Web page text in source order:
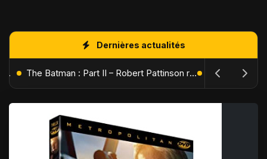
Dernières actualités
L'Âge de Glace : Le Réveil du Volcan – Manny, Sid et Diego de retour pour une aventure explosive The Batman : Part II – Robert Pattinson replonge dans les ténèbres de Gotham dès octobre 2027